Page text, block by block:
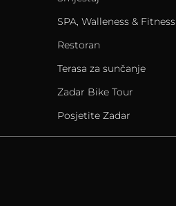
SPA, Walleness & Fitness
Restoran
Terasa za sunčanje
Zadar Bike Tour
Posjetite Zadar